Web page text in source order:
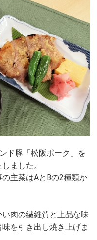
ド豚「松阪ポーク」を
ました。
の主菜はAとBの2種類か
肉の繊維質と上品な味
を引き出し焼き上げま